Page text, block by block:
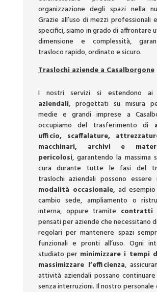
organizzazione degli spazi nella
Grazie all’uso di mezzi professionali
specifici, siamo in grado di affrontare
dimensione e complessità,
trasloco rapido, ordinato e sicuro.
Traslochi aziende a Casalborgone
I nostri servizi si estendono ai
aziendali, progettati su misura
medie e grandi imprese a
occupiamo del trasferimento di
ufficio, scaffalature,
macchinari, archivi e
pericolosi, garantendo la massima
cura durante tutte le fasi del
traslochi aziendali possono essere
modalità occasionale, ad
cambio sede, ampliamento o
interna, oppure tramite contratti
pensati per aziende che necessitano
regolari per mantenere spazi
funzionali e pronti all’uso. Ogni
studiato per minimizzare i tempi
massimizzare l’efficienza,
attività aziendali possano
senza interruzioni. Il nostro personale